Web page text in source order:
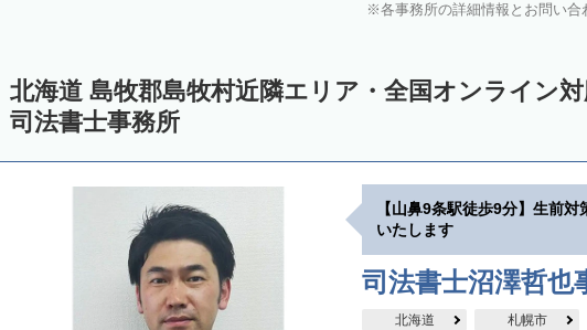
中川郡幕別町 中川郡池田町
天塩郡遠別町 天塩郡天塩町 天塩郡豊富町 天塩郡幌延町 宗谷郡猿払村
網走郡津別町 網走郡大空町 斜里郡斜里町 斜里郡清里町 斜里郡小清水町
常呂郡佐呂間町 紋別郡湧別町
紋別郡雄武町 白老郡白老町 沙流郡日高町
様似郡様似町
各事務所の詳細情報とお問い
北海道 島牧郡島牧村近隣エリア・全国オンライン
司法書士事務所
【山鼻9条駅徒歩9分】生前
いたします
司法書士沼澤哲也
北海道 札幌市